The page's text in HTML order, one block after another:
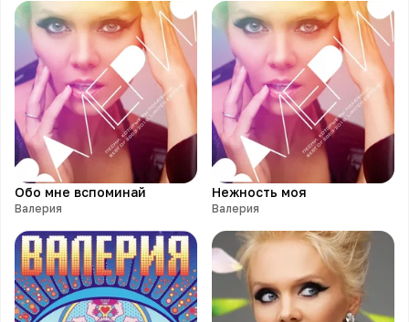
Обо мне вспоминай
Валерия
Нежность моя
Валерия